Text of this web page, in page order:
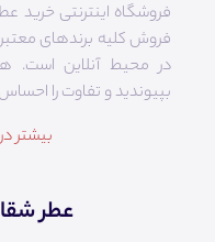
فروشگاه اینترنتی خرید
فروش کلیه برندهای معتبر
در محیط آنلاین است.
بپیوندید و تفاوت را
بیشتر
عطر